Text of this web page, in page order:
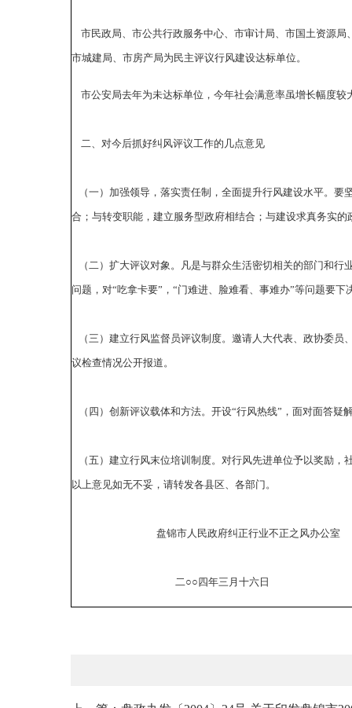
市民政局、市公共行政服务中心、市审计局、市国土资源
市城建局、市房产局为民主评议行风建设达标单位。
市公安局去年为未达标单位，今年社会满意率虽增长幅度较
二、对今后抓好纠风评议工作的几点意见
（一）加强领导，落实责任制，全面提升行风建设水平。要
合；与转变职能，建立服务型政府相结合；与建设求真务实
（二）扩大评议对象。凡是与群众生活密切相关的部门和行
问题，对“吃拿卡要”，“门难进、脸难看、事难办”等问题要
（三）建立行风监督员评议制度。邀请人大代表、政协委员
议检查情况公开报道。
（四）创新评议载体和方法。开设“行风热线”，面对面答疑
（五）建立行风末位培训制度。对行风先进单位予以奖励，
以上意见如无不妥，请转发各县区、各部门。
盘锦市人民政府纠正行业不正之风办公室
二○○四年三月十六日